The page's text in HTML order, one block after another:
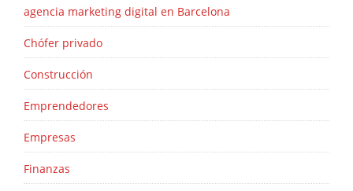
agencia marketing digital en Barcelona
Chófer privado
Construcción
Emprendedores
Empresas
Finanzas